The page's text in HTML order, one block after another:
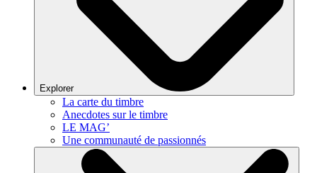
Explorer
La carte du timbre
Anecdotes sur le timbre
LE MAG’
Une communauté de passionnés